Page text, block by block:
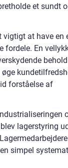
et sundt
vigtigt at have en
fordele. En
forståelse af
lagerstyring
simpel